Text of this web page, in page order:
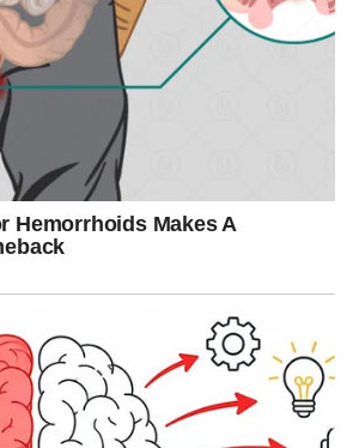
vas i jedne osobe postaje očigledna.
nagovještaj sada prerasta u nešto
da govore.
sprema romantičan
dani.